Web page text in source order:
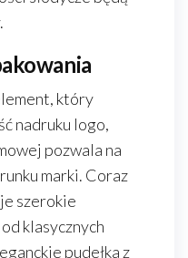
który
nadruku logo,
pozwala na
marki. Coraz
szerokie
klasycznych
pudełka z